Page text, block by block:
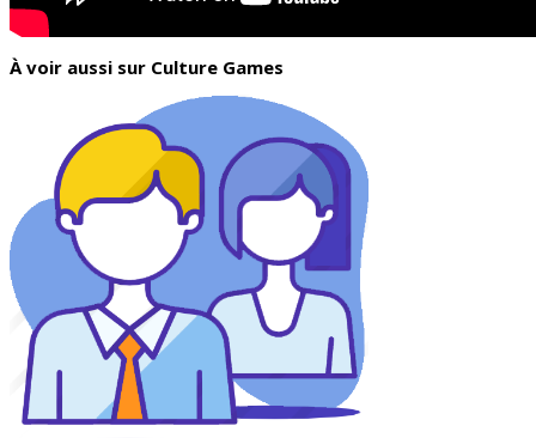
À voir aussi sur Culture Games